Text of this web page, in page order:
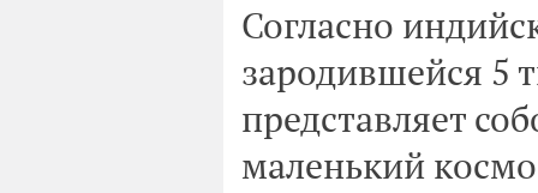
Согласно
зародившейся 5
представляет
маленький